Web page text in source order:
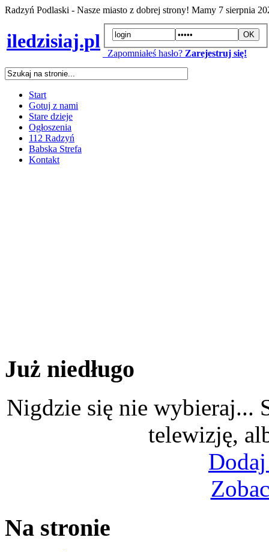
Radzyń Podlaski - Nasze miasto z dobrej strony! Mamy 7 sierpnia
iledzisiaj.pl
Zapomniałeś hasło? Zarejestruj się!
Start
Gotuj z nami
Stare dzieje
Ogłoszenia
112 Radzyń
Babska Strefa
Kontakt
Już niedługo
Nigdzie się nie wybieraj...
telewizję,
Na stronie